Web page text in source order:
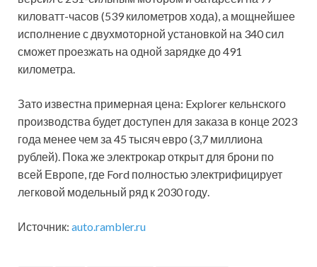
киловатт-часов (539 километров хода), а мощнейшее
исполнение с двухмоторной установкой на 340 сил
сможет проезжать на одной зарядке до 491
километра.
Зато известна примерная цена: Explorer кельнского
производства будет доступен для заказа в конце 2023
года менее чем за 45 тысяч евро (3,7 миллиона
рублей). Пока же электрокар открыт для брони по
всей Европе, где Ford полностью электрифицирует
легковой модельный ряд к 2030 году.
Источник: auto.rambler.ru